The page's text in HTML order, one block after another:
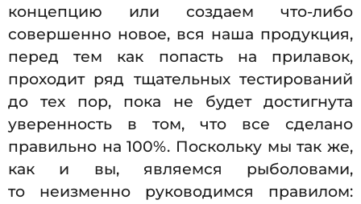
концепцию или создаем что-либо
совершенно новое, вся наша продукция,
перед тем как попасть на прилавок,
проходит ряд тщательных тестирований
до тех пор, пока не будет достигнута
уверенность в том, что все сделано
правильно на 100%. Поскольку мы так же,
как и вы, являемся рыболовами,
то неизменно руководимся правилом: